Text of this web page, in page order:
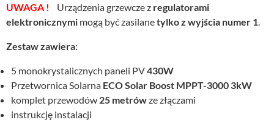
UWAGA ! Urządzenia grzewcze z regulatorami
elektronicznymi mogą być zasilanetylko z wyjścia numer 1
Zestaw zawiera:
5 monokrystalicznych paneli PV430W
Przetwornica Solarna ECO Solar Boost MPPT-3000 3kW
komplet przewodów 25 metrówze złączami
instrukcję instalacji